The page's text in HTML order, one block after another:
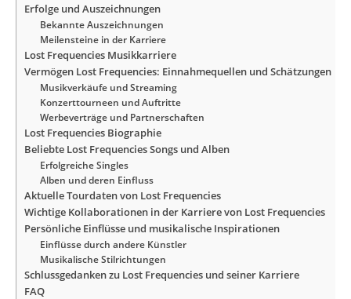
Erfolge und Auszeichnungen
Bekannte Auszeichnungen
Meilensteine in der Karriere
Lost Frequencies Musikkarriere
Vermögen Lost Frequencies: Einnahmequellen und Schätzungen
Musikverkäufe und Streaming
Konzerttourneen und Auftritte
Werbeverträge und Partnerschaften
Lost Frequencies Biographie
Beliebte Lost Frequencies Songs und Alben
Erfolgreiche Singles
Alben und deren Einfluss
Aktuelle Tourdaten von Lost Frequencies
Wichtige Kollaborationen in der Karriere von Lost Frequencies
Persönliche Einflüsse und musikalische Inspirationen
Einflüsse durch andere Künstler
Musikalische Stilrichtungen
Schlussgedanken zu Lost Frequencies und seiner Karriere
FAQ